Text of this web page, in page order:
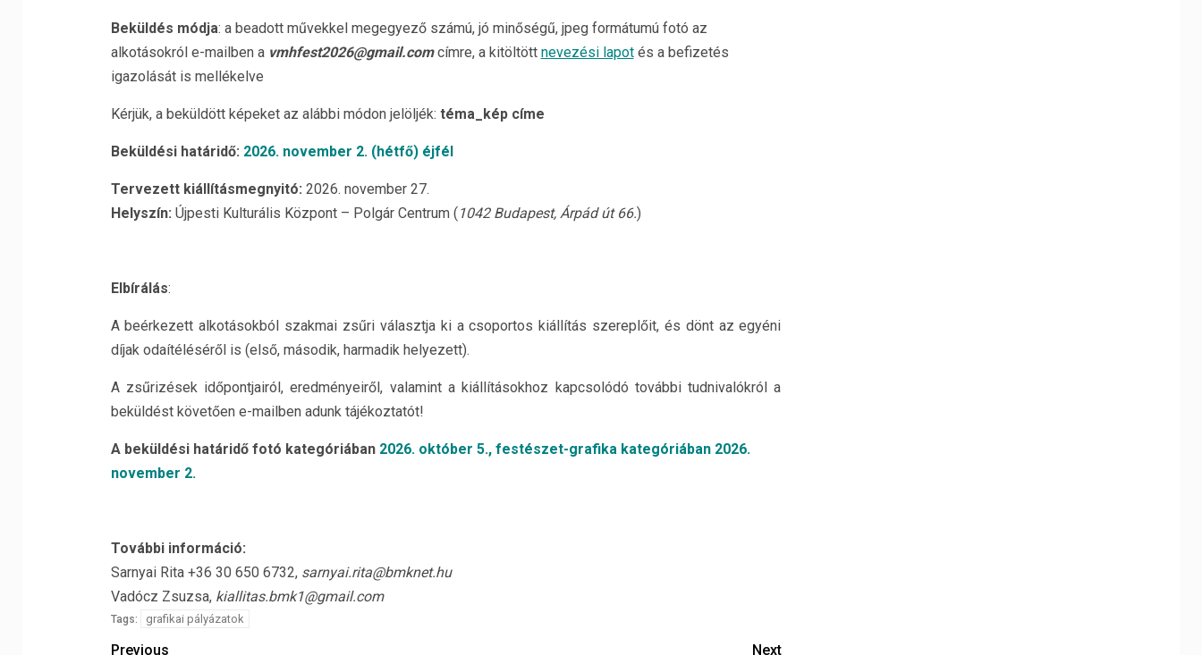
Beküldés módja: a beadott művekkel megegyező számú, jó minőségű, jpeg formátumú fotó az
alkotásokról e-mailben a vmhfest2026@gmail.comcímre, a kitöltött nevezési lapotés a befizetés
igazolását is mellékelve
Kérjük, a beküldött képeket az alábbi módon jelöljék: téma_kép címe
Beküldési határidő: 2026. november 2. (hétfő) éjfél
Tervezett kiállításmegnyitó: 2026. november 27.
Helyszín: Újpesti Kulturális Központ – Polgár Centrum (1042 Budapest, Árpád út 66.)
Elbírálás:
A beérkezett alkotásokból szakmai zsűri választja ki a csoportos kiállítás szereplőit, és dönt az egyéni
díjak odaítéléséről is (első, második, harmadik helyezett).
A zsűrizések időpontjairól, eredményeiről, valamint a kiállításokhoz kapcsolódó további tudnivalókról a
beküldést követően e-mailben adunk tájékoztatót!
A beküldési határidő fotó kategóriában 2026. október 5., festészet-grafika kategóriában 2026.
november 2.
További információ:
Sarnyai Rita +36 30 650 6732, sarnyai.rita@bmknet.hu
Vadócz Zsuzsa, kiallitas.bmk1@gmail.com
Tags: grafikai pályázatok
Previous Next